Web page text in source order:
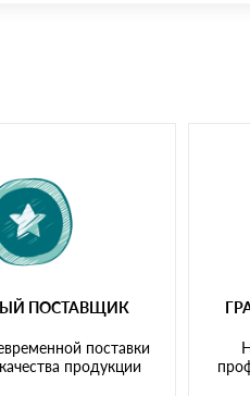
платежи с сайта по
ПОСТАВЩИК
поставки
продукции